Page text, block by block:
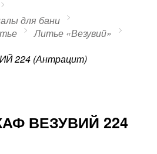
для бани
Литье «Везувий»
224 (Антрацит)
ВЕЗУВИЙ 224